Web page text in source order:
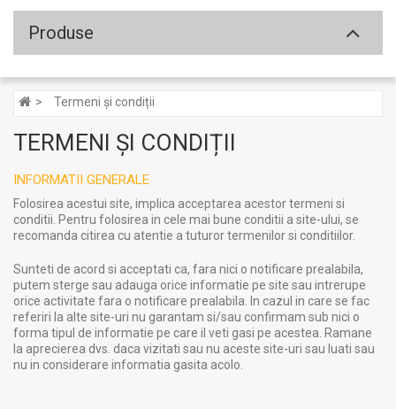
Produse
Termeni și condiții
TERMENI ȘI CONDIȚII
INFORMATII GENERALE
Folosirea acestui site, implica acceptarea acestor termeni si
conditii. Pentru folosirea in cele mai bune conditii a site-ului, se
recomanda citirea cu atentie a tuturor termenilor si conditiilor.
Sunteti de acord si acceptati ca, fara nici o notificare prealabila,
putem sterge sau adauga orice informatie pe site sau intrerupe
orice activitate fara o notificare prealabila. In cazul in care se fac
referiri la alte site-uri nu garantam si/sau confirmam sub nici o
forma tipul de informatie pe care il veti gasi pe acestea. Ramane
la aprecierea dvs. daca vizitati sau nu aceste site-uri sau luati sau
nu in considerare informatia gasita acolo.